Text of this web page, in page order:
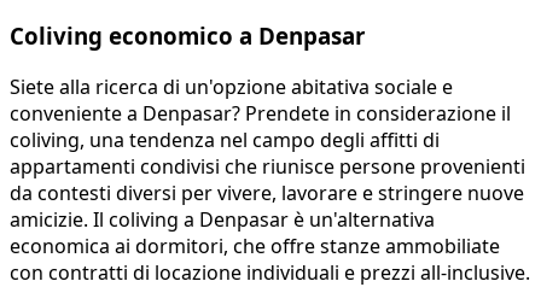
Coliving economico a Denpasar
Siete alla ricerca di un'opzione abitativa sociale e
conveniente a Denpasar? Prendete in considerazione il
coliving, una tendenza nel campo degli affitti di
appartamenti condivisi che riunisce persone provenienti
da contesti diversi per vivere, lavorare e stringere nuove
amicizie. Il coliving a Denpasar è un'alternativa
economica ai dormitori, che offre stanze ammobiliate
con contratti di locazione individuali e prezzi all-inclusive.